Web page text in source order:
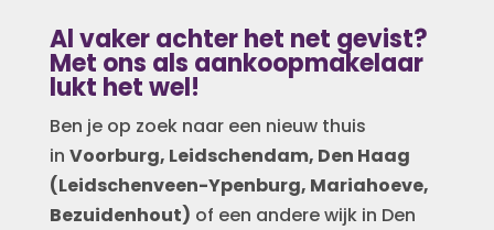
Al vaker achter het net gevist?
Met ons als aankoopmakelaar
lukt het wel!
Ben je op zoek naar een nieuw thuis
in Voorburg, Leidschendam, Den Haag
(Leidschenveen-Ypenburg, Mariahoeve,
Bezuidenhout) of een andere wijk in Den